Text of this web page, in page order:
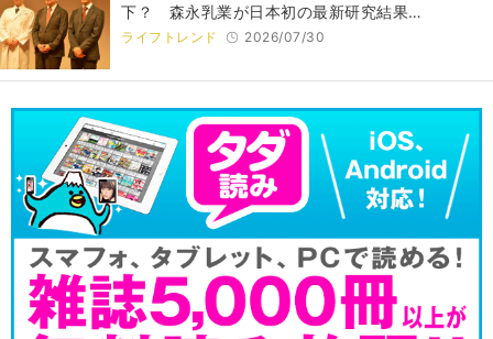
下？ 森永乳業が日本初の最新研究結果…
ライフトレンド 2026/07/30